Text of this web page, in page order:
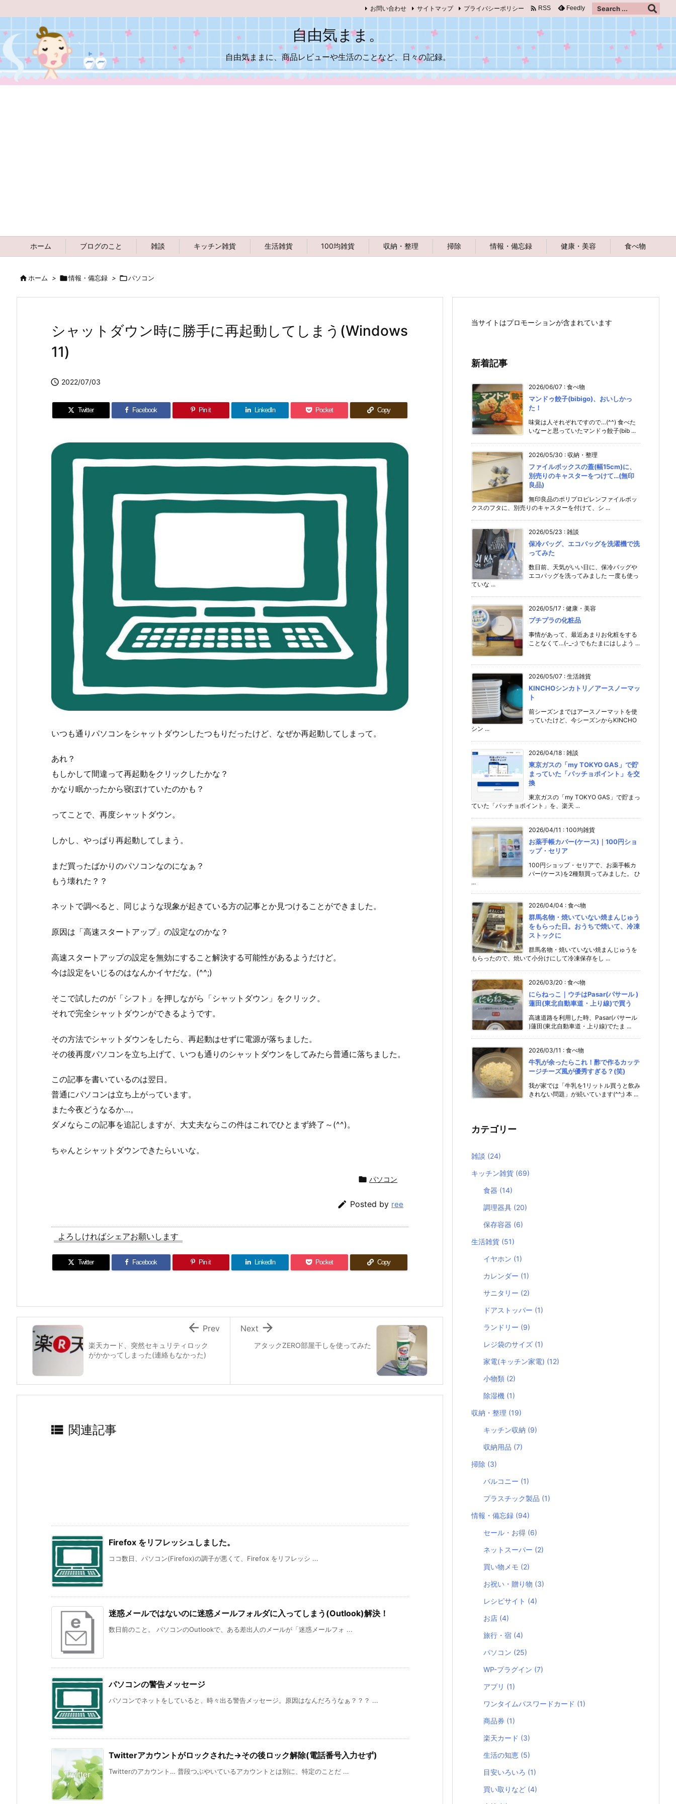
自由気まま。
自由気ままに、商品レビューや生活のことなど、日々の記録。
ホーム ブログのこと 雑談 キッチン雑貨 生活雑貨 100均雑貨 収納・整理 掃除 情報・備忘録 健康・美容 食べ物
お問い合わせ サイトマップ プライバシーポリシー  RSS Feedly
ホーム > 情報・備忘録 > パソコン
シャットダウン時に勝手に再起動してしまう(Windows
11)
 2022/07/03
Twitter Facebook Pin it LinkedIn Pocket Copy
いつも通りパソコンをシャットダウンしたつもりだったけど、なぜか再起動してしまって。
あれ？
もしかして間違って再起動をクリックしたかな？
かなり眠かったから寝ぼけていたのかも？
ってことで、再度シャットダウン。
しかし、やっぱり再起動してしまう。
まだ買ったばかりのパソコンなのになぁ？
もう壊れた？？
ネットで調べると、同じような現象が起きている方の記事とか見つけることができました。
原因は「高速スタートアップ」の設定なのかな？
高速スタートアップの設定を無効にすること解決する可能性があるようだけど。
今は設定をいじるのはなんかイヤだな。(^^;)
そこで試したのが「シフト」を押しながら「シャットダウン」をクリック。
それで完全シャットダウンができるようです。
その方法でシャットダウンをしたら、再起動はせずに電源が落ちました。
その後再度パソコンを立ち上げて、いつも通りのシャットダウンをしてみたら普通に落ちました。
この記事を書いているのは翌日。
普通にパソコンは立ち上がっています。
また今夜どうなるか…。
ダメならこの記事を追記しますが、大丈夫ならこの件はこれでひとまず終了～(^^)。
ちゃんとシャットダウンできたらいいな。
 パソコン
 Posted by ree
よろしければシェアお願いします
Twitter Facebook Pin it LinkedIn Pocket Copy
アタックZERO部屋干しを使ってみた

Next
楽天カード、突然セキュリティロック
がかかってしまった(連絡もなかった)
 Prev
 関連記事
Firefox をリフレッシュしました。
ココ数日、パソコン(Firefox)の調子が悪くて、Firefox をリフレッシ ...
迷惑メールではないのに迷惑メールフォルダに入ってしまう(Outlook)解決！
数日前のこと。 パソコンのOutlookで、ある差出人のメールが「迷惑メールフォ ...
パソコンの警告メッセージ
パソコンでネットをしていると、時々出る警告メッセージ。原因はなんだろうなぁ？？？ ...
Twitterアカウントがロックされた→その後ロック解除(電話番号入力せず)
Twitterのアカウント… 普段つぶやいているアカウントとは別に、特定のことだ ...
当サイトはプロモーションが含まれています
新着記事
2026/06/07 : 食べ物
マンドゥ餃子(bibigo)、おいしかっ
た！
味覚は人それぞれですので…(^^) 食べた
いなーと思っていたマンドゥ餃子(bib ...
2026/05/30 : 収納・整理
ファイルボックスの蓋(幅15cm)に、
別売りのキャスターをつけて…(無印
良品)
無印良品のポリプロピレンファイルボッ
クスのフタに、別売りのキャスターを付けて、シ ...
2026/05/23 : 雑談
保冷バッグ、エコバッグを洗濯機で洗
ってみた
数日前、天気がいい日に、保冷バッグや
エコバッグを洗ってみました 一度も使っ
ていな ...
2026/05/17 : 健康・美容
プチプラの化粧品
事情があって、最近あまりお化粧をする
ことなくて…(-_-;) でもたまにはしよう ...
2026/05/07 : 生活雑貨
KINCHOシンカトリ／アースノーマッ
ト
前シーズンまではアースノーマットを使
っていたけど、今シーズンからKINCHO
シン ...
2026/04/18 : 雑談
東京ガスの「my TOKYO GAS」で貯
まっていた「パッチョポイント」を交
換
東京ガスの「my TOKYO GAS」で貯まっ
ていた「パッチョポイント」を、楽天 ...
2026/04/11 : 100均雑貨
お薬手帳カバー(ケース)｜100円ショ
ップ・セリア
100円ショップ・セリアで、お薬手帳カ
バー(ケース)を2種類買ってみました。 ひ
...
2026/04/04 : 食べ物
群馬名物・焼いていない焼まんじゅう
をもらった日。おうちで焼いて、冷凍
ストックに
群馬名物・焼いていない焼まんじゅうを
もらったので、焼いて小分けにして冷凍保存をし ...
2026/03/20 : 食べ物
にらねっこ｜ウチはPasar(パサール )
蓮田(東北自動車道・上り線)で買う
高速道路を利用した時、Pasar(パサール
)蓮田(東北自動車道・上り線)でたま ...
2026/03/11 : 食べ物
牛乳が余ったらこれ！酢で作るカッテ
ージチーズ風が優秀すぎる？(笑)
我が家では「牛乳を1リットル買うと飲み
きれない問題」が続いています(^^;) 本 ...
カテゴリー
雑談 (24)
キッチン雑貨 (69)
食器 (14)
調理器具 (20)
保存容器 (6)
生活雑貨 (51)
イヤホン (1)
カレンダー (1)
サニタリー (2)
ドアストッパー (1)
ランドリー (9)
レジ袋のサイズ (1)
家電(キッチン家電) (12)
小物類 (2)
除湿機 (1)
収納・整理 (19)
キッチン収納 (9)
収納用品 (7)
掃除 (3)
バルコニー (1)
プラスチック製品 (1)
情報・備忘録 (94)
セール・お得 (6)
ネットスーパー (2)
買い物メモ (2)
お祝い・贈り物 (3)
レシピサイト (4)
お店 (4)
旅行・宿 (4)
パソコン (25)
WP-プラグイン (7)
アプリ (1)
ワンタイムパスワードカード (1)
商品券 (1)
楽天カード (3)
生活の知恵 (5)
目安いろいろ (1)
買い取りなど (4)